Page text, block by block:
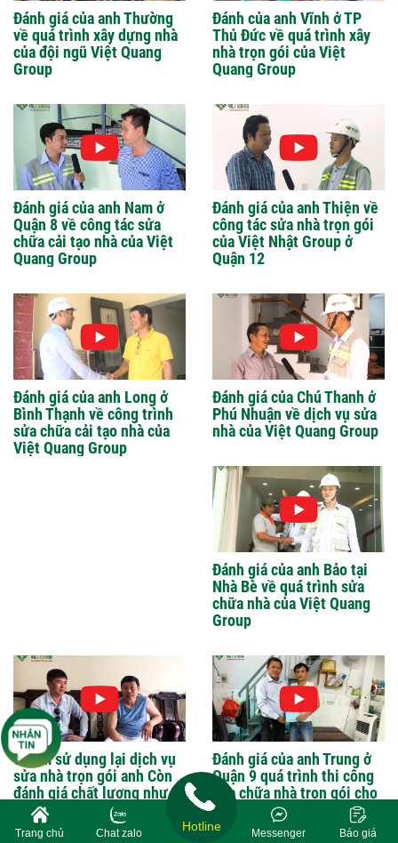
Đánh giá của anh Thường
về quá trình xây dựng nhà
của đội ngũ Việt Quang
Group
Đánh của anh Vĩnh ở TP
Thủ Đức về quá trình xây
nhà trọn gói của Việt
Quang Group
Đánh giá của anh Nam ở
Quận 8 về công tác sửa
chữa cải tạo nhà của Việt
Quang Group
Đánh giá của anh Thiện về
công tác sửa nhà trọn gói
của Việt Nhật Group ở
Quận 12
Đánh giá của anh Long ở
Bình Thạnh về công trình
sửa chữa cải tạo nhà của
Việt Quang Group
Đánh giá của Chú Thanh ở
Phú Nhuận về dịch vụ sửa
nhà của Việt Quang Group
Đánh giá của anh Bảo tại
Nhà Bè về quá trình sửa
chữa nhà của Việt Quang
Group
6 năm sử dụng lại dịch vụ
sửa nhà trọn gói anh Còn
đánh giá chất lượng như
thế nào ?
Đánh giá của anh Trung ở
Quận 9 quá trình thi công
sửa chữa nhà trọn gói cho
gia đình anh
Trang chủ Chat zalo Báo giá
Messenger
Hotline